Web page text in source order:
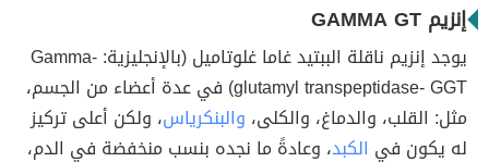
إنزيم GAMMA GT
يوجد إنزيم ناقلة الببتيد غاما غلوتاميل (بالإنجليزية: Gamma-
glutamyl transpeptidase- GGT) في عدة أعضاء من الجسم،
مثل: القلب، والدماغ، والكلى، والبنكرياس، ولكن أعلى تركيز
له يكون في الكبد، وعادةً ما نجده بنسب منخفضة في الدم،